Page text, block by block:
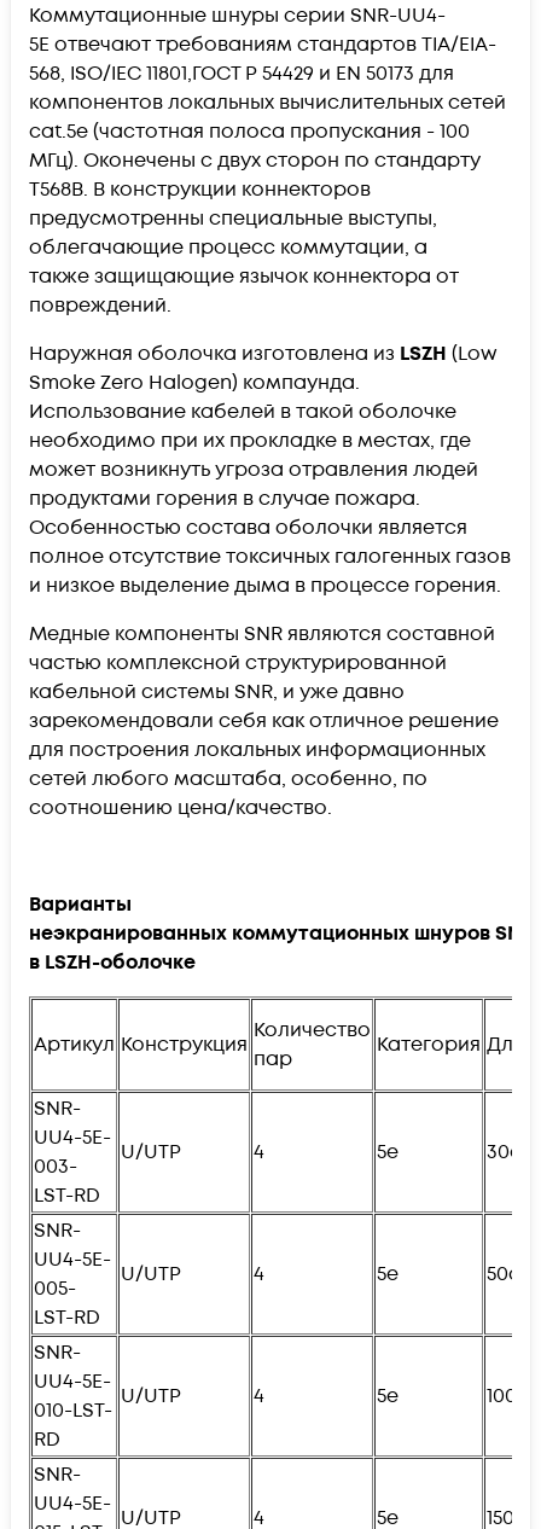
Коммутационные шнуры серии SNR-UU4-
5E отвечают требованиям стандартов TIA/EIA-
568, ISO/IEC 11801,ГОСТ Р 54429 и EN 50173 для
компонентов локальных вычислительных сетей
cat.5e (частотная полоса пропускания - 100
МГц). Оконечены с двух сторон по стандарту
T568B. В конструкции коннекторов
предусмотренны специальные выступы,
облегачающие процесс коммутации, а
также защищающие язычок коннектора от
повреждений.
Наружная оболочка изготовлена из LSZH (Low
Smoke Zero Halogen) компаунда.
Использование кабелей в такой оболочке
необходимо при их прокладке в местах, где
может возникнуть угроза отравления людей
продуктами горения в случае пожара.
Особенностью состава оболочки является
полное отсутствие токсичных галогенных газов
и низкое выделение дыма в процессе горения.
Медные компоненты SNR являются составной
частью комплексной структурированной
кабельной системы SNR, и уже давно
зарекомендовали себя как отличное решение
для построения локальных информационных
сетей любого масштаба, особенно, по
соотношению цена/качество.
Варианты
неэкранированных коммутационных шнуров SNR
в LSZH-оболочке
Артикул Конструкция
Количество
пар
Категория
SNR-
UU4-5E-
003-
LST-RD
U/UTP 4 5e 30см
SNR-
UU4-5E-
005-
LST-RD
U/UTP 4 5e 50см
SNR-
UU4-5E-
010-LST-
RD
U/UTP 4 5e
SNR-
UU4-5E-
U/UTP 4 5e 150см